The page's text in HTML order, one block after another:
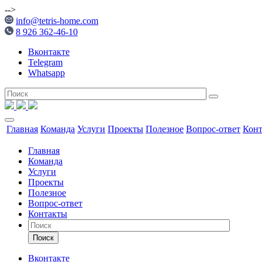
-->
info@tetris-home.com
8 926 362-46-10
Вконтакте
Telegram
Whatsapp
Главная Команда Услуги Проекты Полезное Вопрос-ответ
Главная
Команда
Услуги
Проекты
Полезное
Вопрос-ответ
Контакты
Поиск
Вконтакте